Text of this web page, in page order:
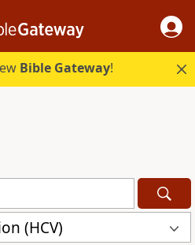
Bible Gateway!
(HCV)